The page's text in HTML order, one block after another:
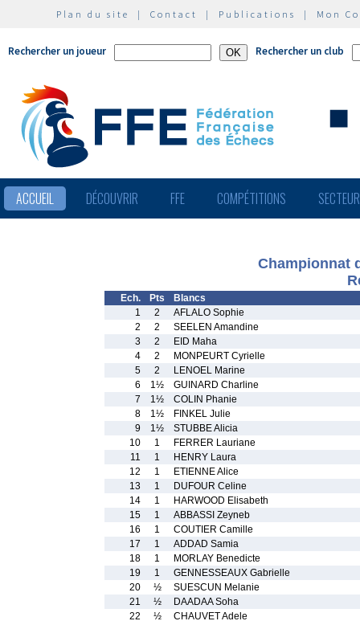
Plan du site | Contact | Publications | Mon
Rechercher un joueur Rechercher un club
ACCUEIL DÉCOUVRIR FFE COMPÉTITIONS
Championnat
Ech. Pts
Blancs
1
2
AFLALO Sophie
2
2
SEELEN Amandine
3
2
EID Maha
4
2
MONPEURT Cyrielle
5
2
LENOEL Marine
6
1½
GUINARD Charline
7
1½
COLIN Phanie
8
1½
FINKEL Julie
9
1½
STUBBE Alicia
10
1
FERRER Lauriane
11
1
HENRY Laura
12
1
ETIENNE Alice
13
1
DUFOUR Celine
14
1
HARWOOD Elisabeth
15
1
ABBASSI Zeyneb
16
1
COUTIER Camille
17
1
ADDAD Samia
18
1
MORLAY Benedicte
19
1
GENNESSEAUX Gabrielle
20
½
SUESCUN Melanie
21
½
DAADAA Soha
22
½
CHAUVET Adele